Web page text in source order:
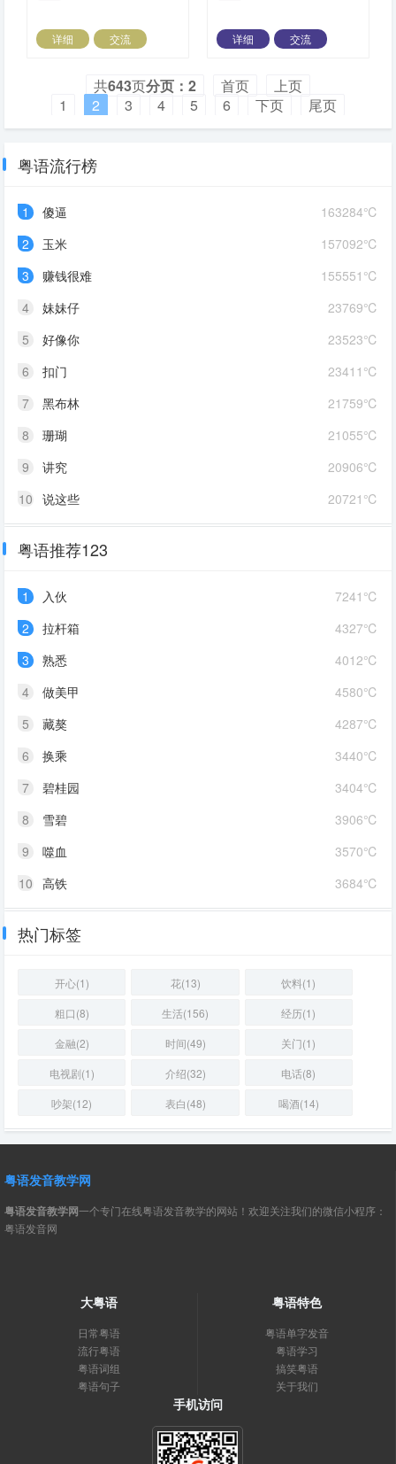
详细
交流
详细
交流
共643页分页：2 首页
上页
1
2 3 4 5 6 下页 尾页
粤语流行榜
163284℃
1
傻逼
157092℃
2
玉米
155551℃
3
赚钱很难
23769℃
4
妹妹仔
23523℃
5
好像你
23411℃
6
扣门
21759℃
7
黑布林
21055℃
8
珊瑚
20906℃
9
讲究
20721℃
10 说这些
粤语推荐123
7241℃
1
入伙
4327℃
2
拉杆箱
4012℃
3
熟悉
4580℃
4
做美甲
4287℃
5
藏獒
3440℃
6
换乘
3404℃
7
碧桂园
3906℃
8
雪碧
3570℃
9
噬血
3684℃
10 高铁
热门标签
开心(1) 花(13)
饮料(1)
粗口(8)
生活(156)
经历(1)
金融(2)
时间(49)
关门(1)
电视剧(1)
介绍(32)
电话(8)
吵架(12)
表白(48) 喝酒(14)
粤语发音教学网
粤语发音教学网一个专门在线粤语发音教学的网站！欢迎关注我们的微信小程序：
粤语发音网
大粤语
日常粤语
流行粤语
粤语词组
粤语句子
粤语特色
粤语单字发音
粤语学习
搞笑粤语
关于我们
手机访问